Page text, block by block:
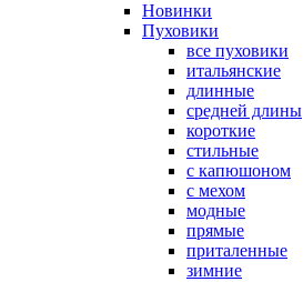
Новинки
Пуховики
все пуховики
итальянские
длинные
средней длины
короткие
стильные
с капюшоном
с мехом
модные
прямые
приталенные
зимние